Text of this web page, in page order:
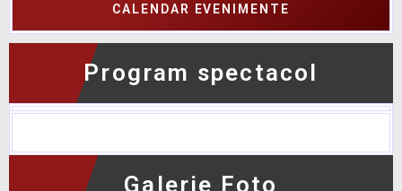
CALENDAR EVENIMENTE
Program spectacol
No data was found
Galerie Foto